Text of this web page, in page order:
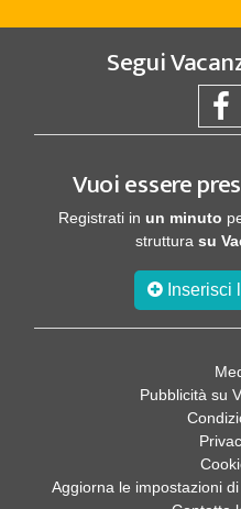
Segui
Vuoi essere
Registrati in un minuto
struttura su
Inserisci
Pubblicità su
Aggiorna le impostazioni